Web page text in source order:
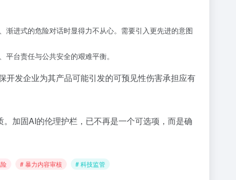
渐进式的危险对话时显得力不从心。需要引入更先进的意图
台责任与公共安全的艰难平衡。
开发企业为其产品可能引发的可预见性伤害承担应有
加固AI的伦理护栏，已不再是一个可选项，而是确
# 暴力内容审核 # 科技监管